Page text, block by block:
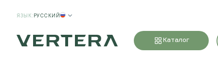
ЯЗЫК: РУССКИЙ
Каталог